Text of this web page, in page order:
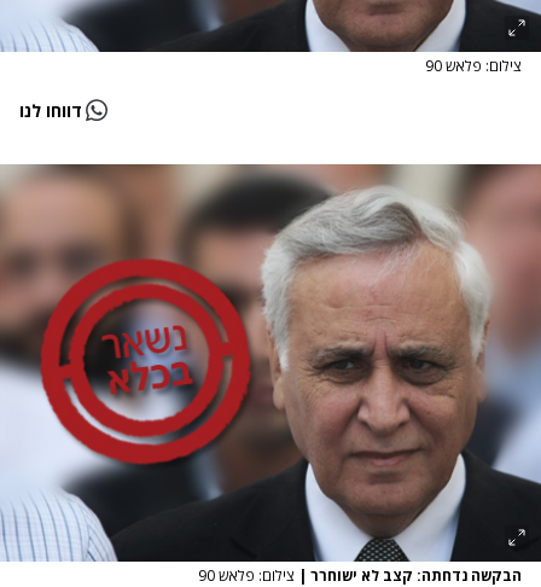
צילום: פלאש 90
דווחו לנו
הבקשה נדחתה: קצב לא ישוחרר | צילום: פלאש 90